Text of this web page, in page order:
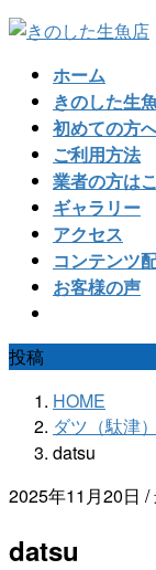
コ
ナ
ホーム
きのした生
初めての方
ご利用方法
業者の方は
ギャラリー
アクセス
コンテンツ
お客様の声
投稿
HOME
ダツ（駄津
datsu
2025年11月20日 /
datsu